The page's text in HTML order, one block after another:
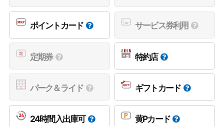
ポイントカード サービス券利用
定期券 特約店
パーク＆ライド ギフトカード
24時間入出庫可 黄Pカード